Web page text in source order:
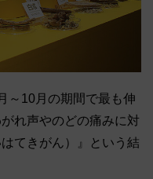
～10月の期間で最も伸
れ声やのどの痛みに対
てきがん）』という結